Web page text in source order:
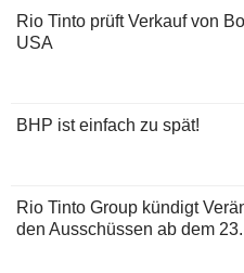
Rio Tinto prüft Verkauf von
USA
BHP ist einfach zu spät!
Rio Tinto Group kündigt
den Ausschüssen ab dem